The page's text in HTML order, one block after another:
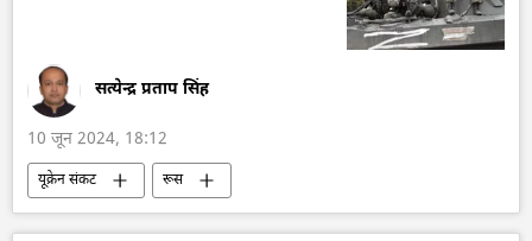
सत्येन्द्र प्रताप सिंह
10 जून 2024, 18:12
यूक्रेन संकट
रूस
डोनेट्स्क पीपुल्स रिपब्लिक
खार्कोव